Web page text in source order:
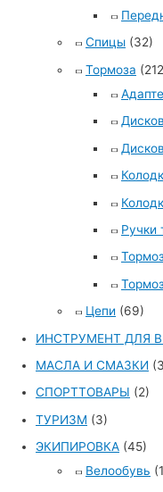
Спицы (32)
Тормоза
Ручки
Цепи (69)
ИНСТРУМЕНТ ДЛЯ
МАСЛА И СМАЗКИ
СПОРТТОВАРЫ (2)
ТУРИЗМ (3)
ЭКИПИРОВКА (45)
Велообувь